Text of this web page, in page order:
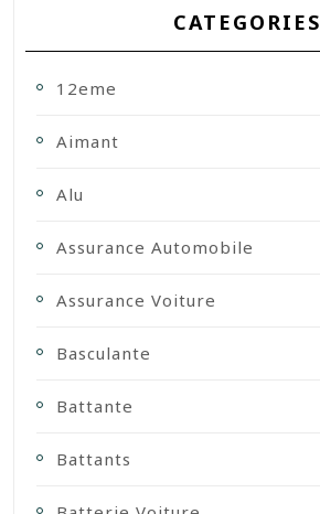
CATEGORIES
12eme
Aimant
Alu
Assurance Automobile
Assurance Voiture
Basculante
Battante
Battants